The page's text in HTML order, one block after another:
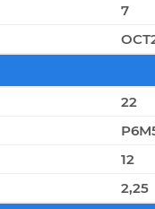
7
22
12
2,25